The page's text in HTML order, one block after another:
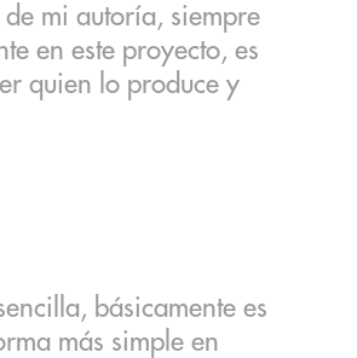
mi autoría, siempre
en este proyecto, es
quien lo produce y
básicamente es
más simple en